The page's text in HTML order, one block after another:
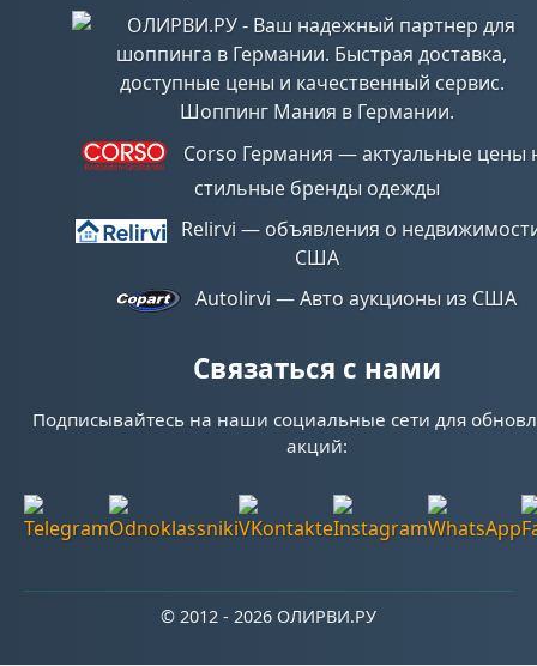
Шоппинг Мания в Германии.
Corso Германия — актуальные цены
стильные бренды одежды
Relirvi — объявления о
США
Autolirvi — Авто аукционы из США
Связаться с нами
Подписывайтесь на наши социальные сети для
акций:
© 2012 - 2026 ОЛИРВИ.РУ